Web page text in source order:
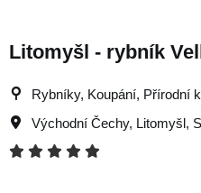
Litomyšl - rybník
Rybníky, Koupání, Přírodní
Východní Čechy, Litomyšl,